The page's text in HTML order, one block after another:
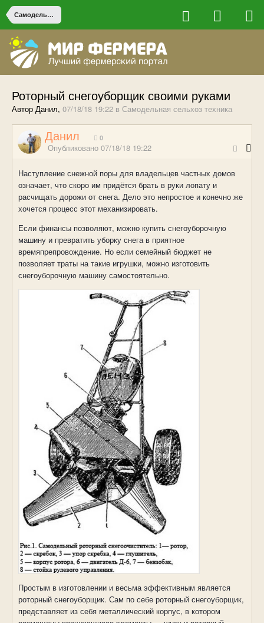
Самодельная сельхоз техника
Роторный снегоуборщик своими руками
Автор Данил, 07/18/18 19:22 в Самодельная сельхоз техника
Данил 0
Опубликовано 07/18/18 19:22
Наступление снежной поры для владельцев частных домов
означает, что скоро им придётся брать в руки лопату и
расчищать дорожи от снега. Дело это непростое и конечно же
хочется процесс этот механизировать.
Если финансы позволяют, можно купить снегоуборочную
машину и превратить уборку снега в приятное
времяпрепровождение. Но если семейный бюджет не
позволяет траты на такие игрушки, можно изготовить
снегоуборочную машину самостоятельно.
Простым в изготовлении и весьма эффективным является
роторный снегоуборщик. Сам по себе роторный снегоуборщик,
представляет из себя металлический корпус, в котором